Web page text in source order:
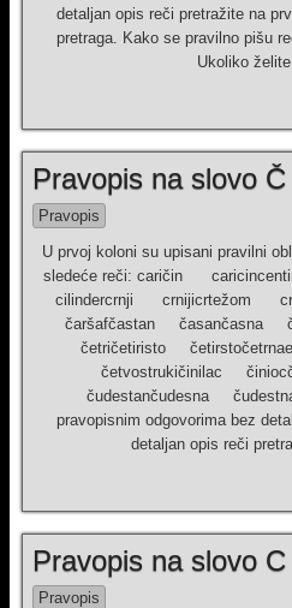
detaljan opis reči pretražite na
pretraga. Kako se pravilno pišu
Ukoliko
Pravopis na slovo Č
Pravopis
U prvoj koloni su upisani pravilni
sledeće reči: caričin
cilindercrnji crnijicrtežom
čaršafčastan časančasna
četričetiristo
četvostrukičinilac
čudestančudesna čudestna
pravopisnim odgovorima bez
detaljan opis reči
Pravopis na slovo C
Pravopis